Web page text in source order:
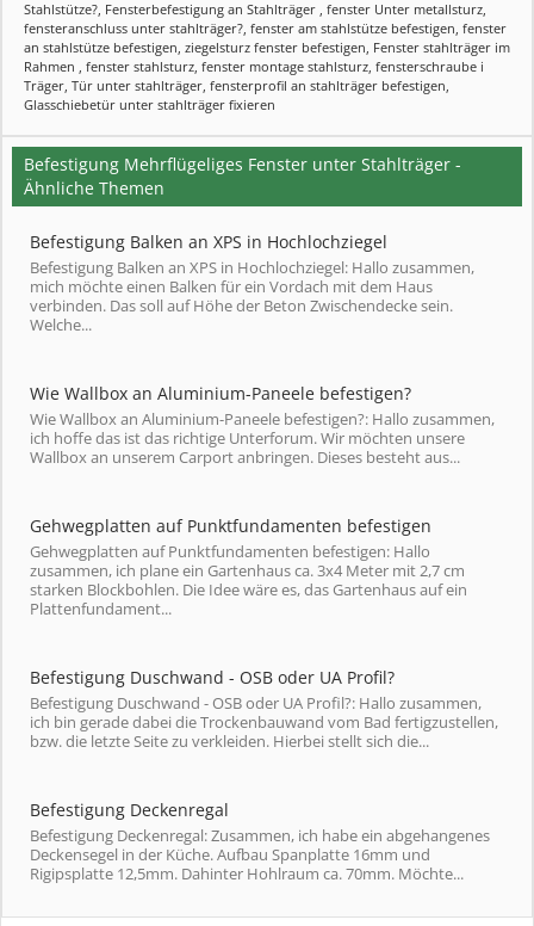
Stahlstütze?, Fensterbefestigung an Stahlträger , fenster Unter metallsturz,
fensteranschluss unter stahlträger?, fenster am stahlstütze befestigen, fenster
an stahlstütze befestigen, ziegelsturz fenster befestigen, Fenster stahlträger im
Rahmen , fenster stahlsturz, fenster montage stahlsturz, fensterschraube i
Träger, Tür unter stahlträger, fensterprofil an stahlträger befestigen,
Glasschiebetür unter stahlträger fixieren
Befestigung Mehrflügeliges Fenster unter Stahlträger -
Ähnliche Themen
Befestigung Balken an XPS in Hochlochziegel
Befestigung Balken an XPS in Hochlochziegel: Hallo zusammen,
mich möchte einen Balken für ein Vordach mit dem Haus
verbinden. Das soll auf Höhe der Beton Zwischendecke sein.
Welche...
Wie Wallbox an Aluminium-Paneele befestigen?
Wie Wallbox an Aluminium-Paneele befestigen?: Hallo zusammen,
ich hoffe das ist das richtige Unterforum. Wir möchten unsere
Wallbox an unserem Carport anbringen. Dieses besteht aus...
Gehwegplatten auf Punktfundamenten befestigen
Gehwegplatten auf Punktfundamenten befestigen: Hallo
zusammen, ich plane ein Gartenhaus ca. 3x4 Meter mit 2,7 cm
starken Blockbohlen. Die Idee wäre es, das Gartenhaus auf ein
Plattenfundament...
Befestigung Duschwand - OSB oder UA Profil?
Befestigung Duschwand - OSB oder UA Profil?: Hallo zusammen,
ich bin gerade dabei die Trockenbauwand vom Bad fertigzustellen,
bzw. die letzte Seite zu verkleiden. Hierbei stellt sich die...
Befestigung Deckenregal
Befestigung Deckenregal: Zusammen, ich habe ein abgehangenes
Deckensegel in der Küche. Aufbau Spanplatte 16mm und
Rigipsplatte 12,5mm. Dahinter Hohlraum ca. 70mm. Möchte...